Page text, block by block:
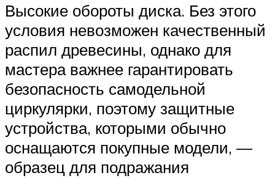
Высокие обороты диска. Без этого
условия невозможен качественный
распил древесины, однако для
мастера важнее гарантировать
безопасность самодельной
циркулярки, поэтому защитные
устройства, которыми обычно
оснащаются покупные модели, —
образец для подражания